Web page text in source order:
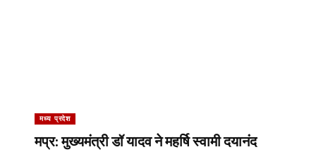
मध्य प्रदेश
मप्र: मुख्यमंत्री डॉ यादव ने महर्षि स्वामी दयानंद